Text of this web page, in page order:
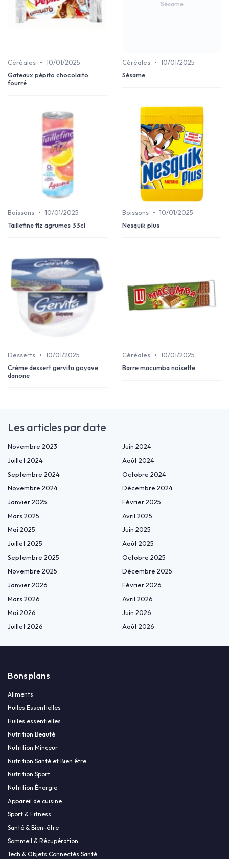
Céréales • 10/01/2025
Gateaux pépito chocolaito
fourré
Sésame
Céréales • 10/01/2025
Sésame
Boissons • 10/01/2025
Taillefine fiz agrumes 33cl
Boissons • 10/01/2025
Nesquik plus
Desserts • 10/01/2025
Créme dessert gervita goyave
danone
Céréales • 10/01/2025
Barre macumba noisette
Les articles par date
Novembre 2023
Juin 2024
Juillet 2024
Août 2024
Septembre 2024
Octobre 2024
Novembre 2024
Décembre 2024
Janvier 2025
Février 2025
Mars 2025
Avril 2025
Mai 2025
Juin 2025
Juillet 2025
Août 2025
Septembre 2025
Octobre 2025
Novembre 2025
Décembre 2025
Janvier 2026
Février 2026
Mars 2026
Avril 2026
Mai 2026
Juin 2026
Juillet 2026
Août 2026
Bons plans
Aliments
Huiles Essentielles
Huiles essentielles
Nutrition Beauté
Nutrition Minceur
Nutrition Santé et Bien être
Nutrition Sport
Nutrition Énergie
Appareil de cuisine
Sport & Fitness
Santé & Bien-être
Sommeil & Récupération
Tech & Objets Connectés Santé